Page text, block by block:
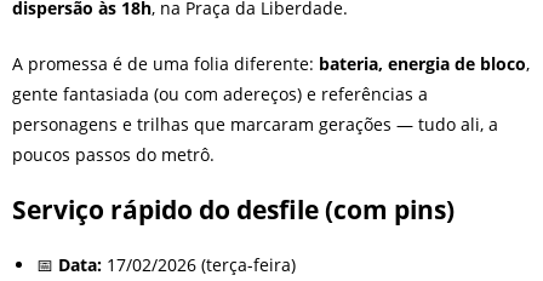
dispersão às 18h, na Praça da Liberdade.
A promessa é de uma folia diferente: bateria, energia de bloco,
gente fantasiada (ou com adereços) e referências a
personagens e trilhas que marcaram gerações — tudo ali, a
poucos passos do metrô.
Serviço rápido do desfile (com pins)
📅 Data: 17/02/2026 (terça-feira)